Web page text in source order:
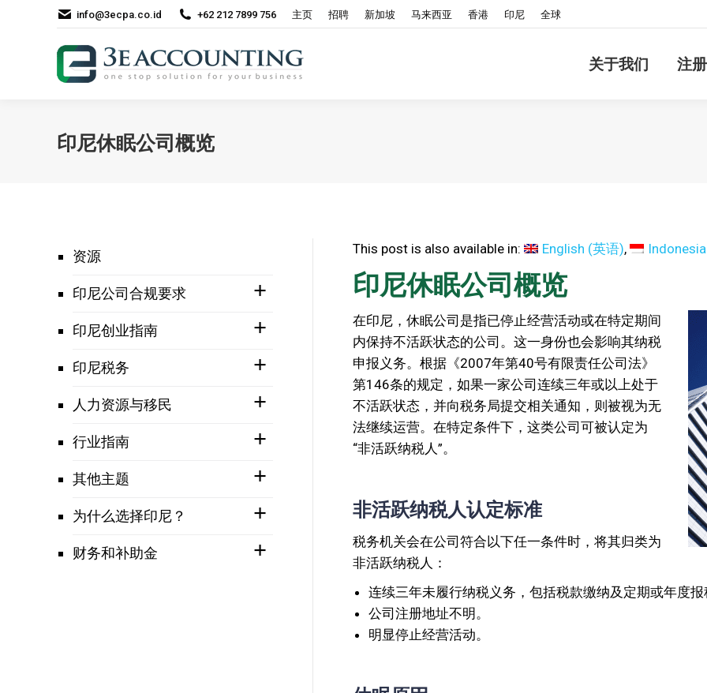
info@3ecpa.co.id +62 212 7899 756 主页 招聘 新加坡 马来西亚 香港 印尼 全球
关于我们 注
印尼休眠公司概览
This post is also available in: English (英语) Indonesia
印尼休眠公司概览
在印尼，休眠公司是指已停止经营活动或在特定期间
内保持不活跃状态的公司。这一身份也会影响其纳税
申报义务。根据《2007年第40号有限责任公司法》
第146条的规定，如果一家公司连续三年或以上处于
不活跃状态，并向税务局提交相关通知，则被视为无
法继续运营。在特定条件下，这类公司可被认定为
“非活跃纳税人”。
非活跃纳税人认定标准
税务机关会在公司符合以下任一条件时，将其归类为
非活跃纳税人：
连续三年未履行纳税义务，包括税款缴纳及定期或年度报
公司注册地址不明。
明显停止经营活动。
资源
印尼公司合规要求
印尼创业指南
印尼税务
人力资源与移民
行业指南
其他主题
为什么选择印尼？
财务和补助金